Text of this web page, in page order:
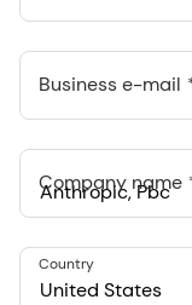
Business e-mail
Company name
548 Market St Pmb
United States
Country